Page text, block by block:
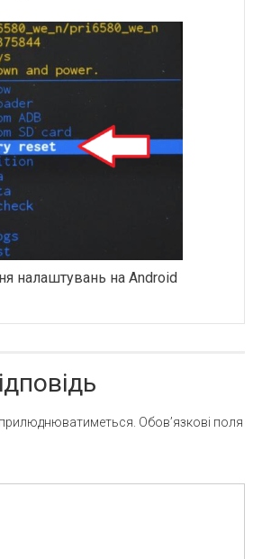
налаштувань на Android
Обов’язкові поля